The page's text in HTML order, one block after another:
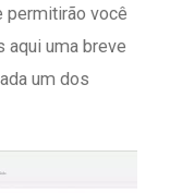
permitirão você
aqui uma breve
um dos